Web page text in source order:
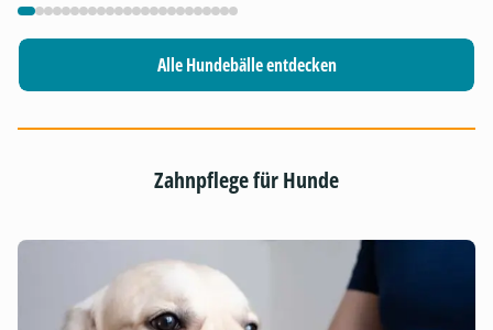
Alle Hundebälle entdecken
Zahnpflege für Hunde